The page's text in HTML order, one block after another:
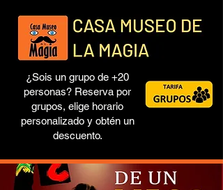
¿Sois un grupo de +20
personas? Reserva por
grupos, elige horario
personalizado y obtén un
descuento.